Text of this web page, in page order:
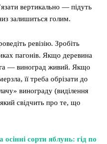
вертикально — підуть
залишиться голим.
ревізію. Зробіть
пагонів. Якщо деревина
— виноград живий. Якщо
її треба обрізати до
винограду (виділення
свідчить про те, що
осінні сорти яблунь: гід по